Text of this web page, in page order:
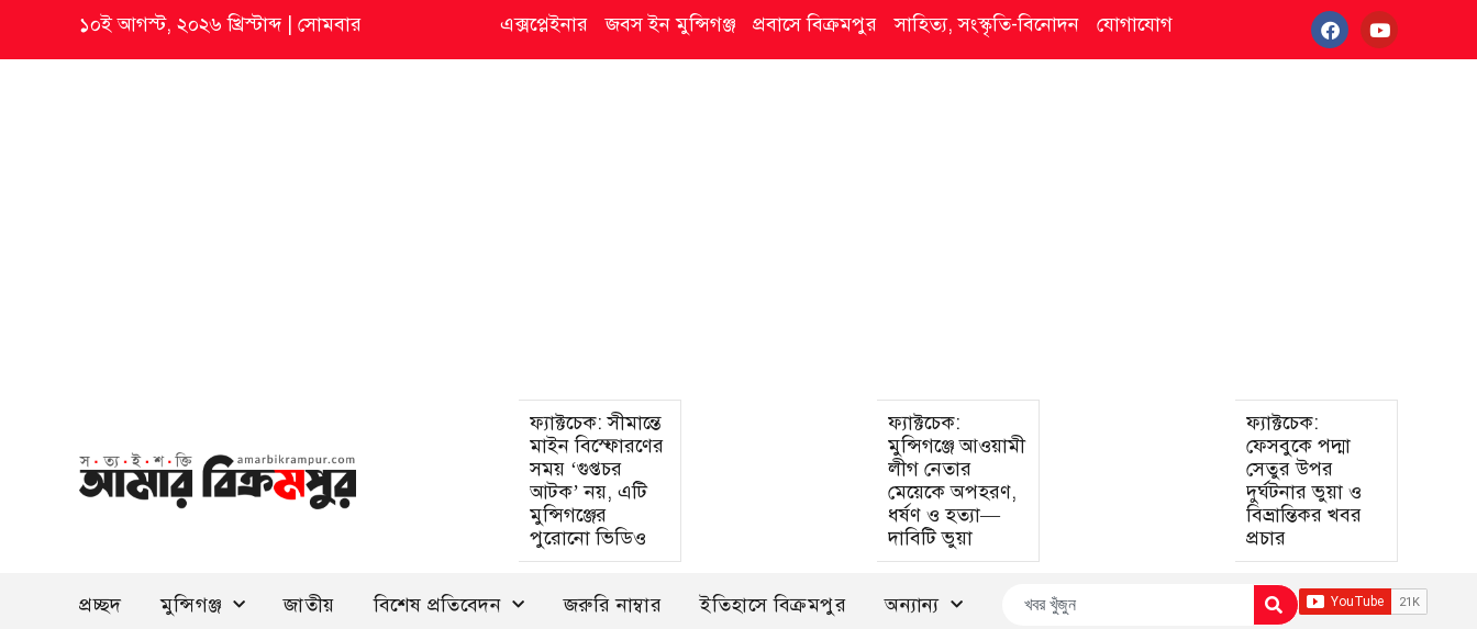
১০ই আগস্ট, ২০২৬ খ্রিস্টাব্দ| সোমবার এক্সপ্লেইনার জবস ইন মুন্সিগঞ্জ প্রবাসে বিক্রমপুর সাহিত্য, সংস্কৃতি-বিনোদন যোগাযোগ
ফ্যাক্টচেক: সীমান্তে
মাইন বিস্ফোরণের
সময় ‘গুপ্তচর
আটক’ নয়, এটি
মুন্সিগঞ্জের
পুরোনো ভিডিও
ফ্যাক্টচেক:
মুন্সিগঞ্জে আওয়ামী
লীগ নেতার
মেয়েকে অপহরণ,
ধর্ষণ ও হত্যা—
দাবিটি ভুয়া
ফ্যাক্টচেক:
ফেসবুকে পদ্মা
সেতুর উপর
দুর্ঘটনার ভুয়া ও
বিভ্রান্তিকর খবর
প্রচার
প্রচ্ছদ মুন্সিগঞ্জ জাতীয় বিশেষ প্রতিবেদন জরুরি নাম্বার ইতিহাসে বিক্রমপুর অন্যান্য